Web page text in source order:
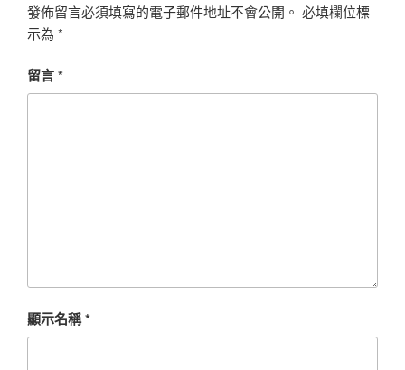
發佈留言必須填寫的電子郵件地址不會公開。 必填欄位標
示為 *
留言*
顯示名稱*